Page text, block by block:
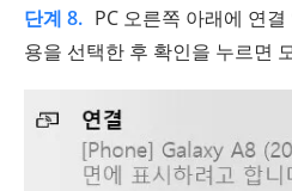
단계 8. PC 오른쪽 아래에 연
용을 선택한 후 확인을 누르면